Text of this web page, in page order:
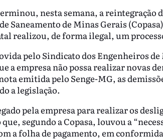
nesta semana, a reintegração
Saneamento de Minas Gerais
realizou, de forma ilegal, um
pelo Sindicato dos Engenheiros
a empresa não possa realizar novas
emitida pelo Senge-MG, as
a legislação.
pela empresa para realizar os
segundo a Copasa, louvou a
a folha de pagamento, em